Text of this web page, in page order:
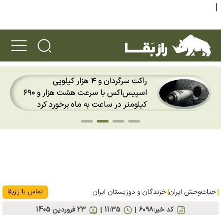
دو ویژگی عجیب خرس پاندا؛ ماجرای
انگشت ششم پاندا چیست؟
حیات‌وحش ایران خزندگان و دوزیستان ایران تماس با رازبقا
کد خبر:۶۰۹۸ 23 فروردين 1405 11:35